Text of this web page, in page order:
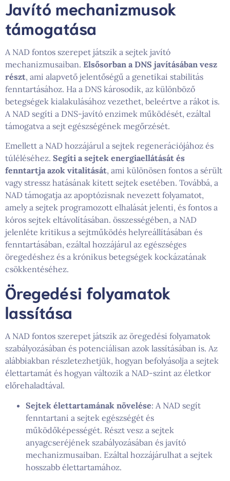
Javító mechanizmusok
támogatása
A NAD fontos szerepet játszik a sejtek javító
mechanizmusaiban. Elsősorban a DNS javításában vesz
részt, ami alapvető jelentőségű a genetikai stabilitás
fenntartásához. Ha a DNS károsodik, az különböző
betegségek kialakulásához vezethet, beleértve a rákot is.
A NAD segíti a DNS-javító enzimek működését, ezáltal
támogatva a sejt egészségének megőrzését.
Emellett a NAD hozzájárul a sejtek regenerációjához és
túléléséhez. Segíti a sejtek energiaellátását és
fenntartja azok vitalitását, ami különösen fontos a sérült
vagy stressz hatásának kitett sejtek esetében. Továbbá, a
NAD támogatja az apoptózisnak nevezett folyamatot,
amely a sejtek programozott elhalását jelenti, és fontos a
kóros sejtek eltávolításában. összességében, a NAD
jelenléte kritikus a sejtműködés helyreállításában és
fenntartásában, ezáltal hozzájárul az egészséges
öregedéshez és a krónikus betegségek kockázatának
csökkentéséhez.
Öregedési folyamatok
lassítása
A NAD fontos szerepet játszik az öregedési folyamatok
szabályozásában és potenciálisan azok lassításában is. Az
alábbiakban részletezhetjük, hogyan befolyásolja a sejtek
élettartamát és hogyan változik a NAD-szint az életkor
előrehaladtával.
Sejtek élettartamának növelése: A NAD segít
fenntartani a sejtek egészségét és
működőképességét. Részt vesz a sejtek
anyagcseréjének szabályozásában és javító
mechanizmusaiban. Ezáltal hozzájárulhat a sejtek
hosszabb élettartamához.